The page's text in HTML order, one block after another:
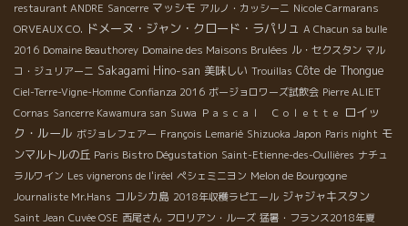
restaurant ANDRE Sancerre マッシモ アルノ・カッシーニ Nicole Carmarans
ORVEAUX CO. ドメーヌ・ジャン・クロード・ラパリュ A Chacun sa bulle
2016 Domaine Beauthorey Domaine des Maisons Brulées ル・セクスタン マル
コ・ジュリアーニ Sakagami Hino-san 美味しい Trouillas Côte de Thongue
Ciel-Terre-Vigne-Homme Confianza 2016 ボージョロワーズ試飲会 Pierre ALIET
Cornas Sancerre Kawamura san Suwa Ｐａｓｃａｌ Ｃｏｌｅｔｔｅ ロイッ
ク・ルール ボジョレフェアー François Lemarié Shizuoka Japon Paris night モ
ンマルトルの丘 Paris Bistro Dégustation Saint-Etienne-des-Oullières ナチュ
ラルワイン Les vignerons de l'iréel ペシェミニヨン Melon de Bourgogne
Journaliste Mr.Hans コルシカ島 2018年収穫ラピエール ジャジャキスタン
Saint Jean Cuvée OSE 西尾さん フロリアン・ルーズ 猛暑・フランス2018年夏